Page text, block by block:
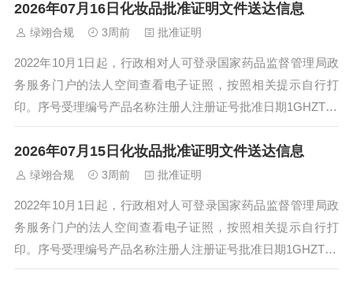
2026年07月16日化妆品批准证明文件送达信息
绿翊合规 3周前 批准证明
2022年10月1日起，行政相对人可登录国家药品监督管理局政
务服务门户的法人空间查看电子证照，按照相关提示自行打
印。序号受理编号产品名称注册人注册证号批准日期1GHZTZ2
508254可丽金滢亮皙白面...
2026年07月15日化妆品批准证明文件送达信息
绿翊合规 3周前 批准证明
2022年10月1日起，行政相对人可登录国家药品监督管理局政
务服务门户的法人空间查看电子证照，按照相关提示自行打
印。序号受理编号产品名称注册人注册证号批准日期1GHZTX2
601414PURNESS&...